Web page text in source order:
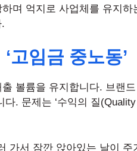
며 억지로 사업체를 유지하
고임금 중노동’
볼륨을 유지합니다. 브랜
. 문제는 ‘수익의 질(Quality
가서 잠깐 앉아있는 날이 주